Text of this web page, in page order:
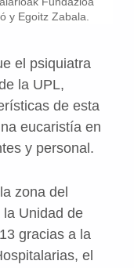
y Egoitz Zabala.
el psiquiatra
la UPL,
de esta
eucaristía en
y personal.
zona del
Unidad de
gracias a la
el